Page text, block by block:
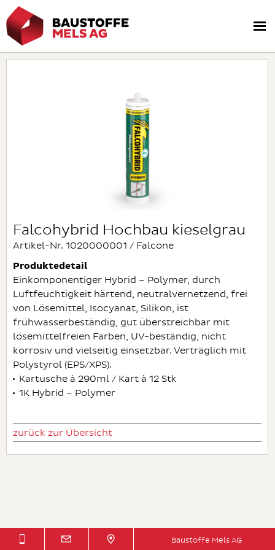
Falcohybrid Hochbau kieselgrau
Artikel-Nr. 1020000001 / Falcone
Produktedetail
Einkomponentiger Hybrid – Polymer, durch
Luftfeuchtigkeit härtend, neutralvernetzend, frei
von Lösemittel, Isocyanat, Silikon, ist
frühwasserbeständig, gut überstreichbar mit
lösemittelfreien Farben, UV-beständig, nicht
korrosiv und vielseitig einsetzbar. Verträglich mit
Polystyrol (EPS/XPS).
Kartusche à 290ml / Kart à 12 Stk
1K Hybrid – Polymer
zurück zur Übersicht
Baustoffe Mels AG